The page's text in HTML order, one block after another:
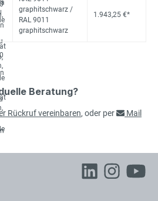
graphitschwarz /
RAL 9011
graphitschwarz
1.943,25 €*
Beratung?
Rückruf vereinbaren, oder per
Mail